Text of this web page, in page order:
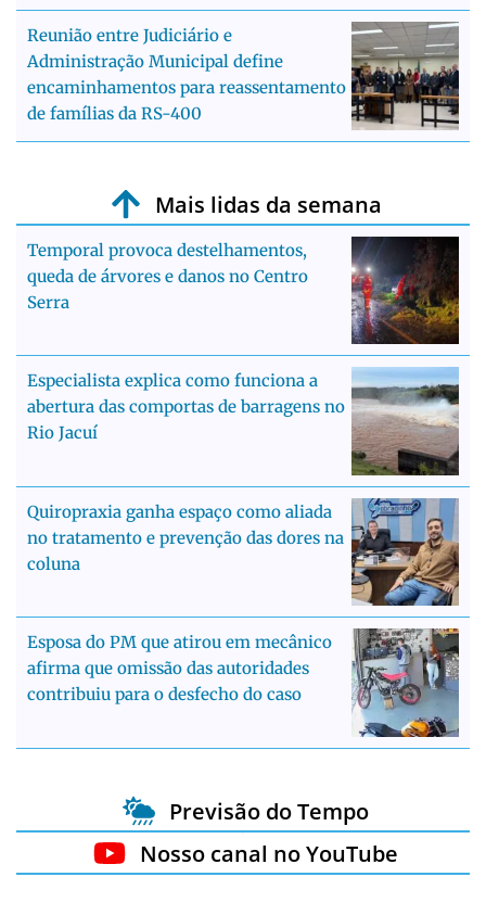
Reunião entre Judiciário e
Administração Municipal define
encaminhamentos para reassentamento
de famílias da RS-400
Mais lidas da semana
Temporal provoca destelhamentos,
queda de árvores e danos no Centro
Serra
Especialista explica como funciona a
abertura das comportas de barragens no
Rio Jacuí
Quiropraxia ganha espaço como aliada
no tratamento e prevenção das dores na
coluna
Esposa do PM que atirou em mecânico
afirma que omissão das autoridades
contribuiu para o desfecho do caso
Previsão do Tempo
Nosso canal no YouTube